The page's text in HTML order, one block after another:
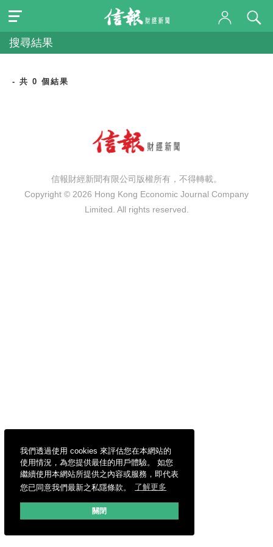
我們透過使用 cookies 來評估您在本網站的
使用情況，為您提供最佳的用戶體驗。 如您
繼續使用本網站所提供之內容或服務，即代表
您已同意我們最新之私隱條款。
了解更多
關閉
搜尋結果
- 共 0 個結果
信報財經新聞有限公司版權所有，不得轉載。
Copyright © 2026 Hong Kong Economic Journal Company
Limited. All rights reserved.